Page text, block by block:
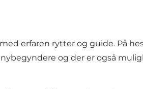
erfaren rytter og guide. På
og der er også